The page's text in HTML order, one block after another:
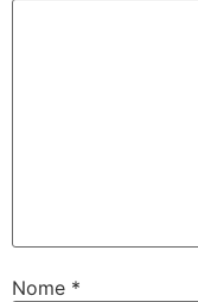
Nome *